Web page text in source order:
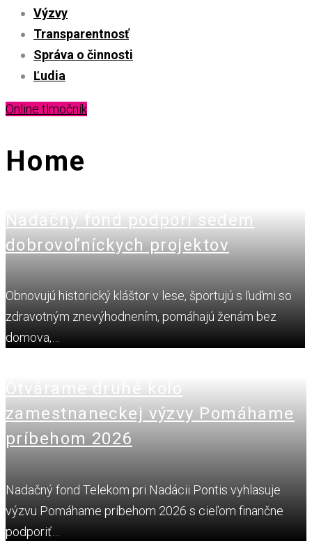
Výzvy
Transparentnosť
Správa o činnosti
Ľudia
Online tlmočník
Home
Nadačný fond podporí sedem
dobrovoľníckych projektov
Obnovujú historický kláštor v lese, športujú s ľuďmi so
zdravotným znevýhodnením, pomáhajú ženám bez
domova,…
Otvárame druhé kolo
zamestnaneckej výzvy Pomáhame
príbehom 2026
Nadačný fond Telekom pri Nadácii Pontis vyhlasuje
výzvu Pomáhame príbehom 2026 s cieľom finančne
podporiť…